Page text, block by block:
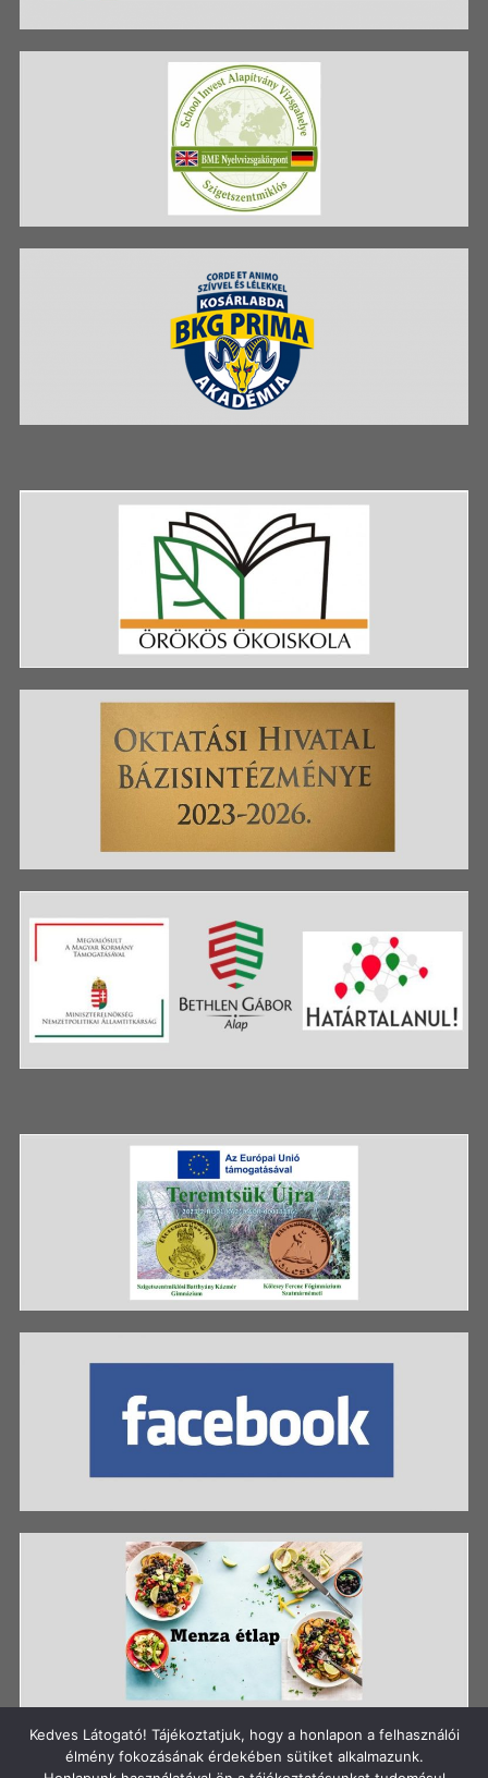
Kedves Látogató! Tájékoztatjuk, hogy a honlapon a felhasználói
élmény fokozásának érdekében sütiket alkalmazunk.